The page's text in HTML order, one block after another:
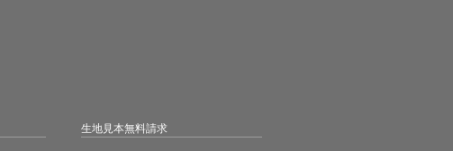
生地見本無料請求